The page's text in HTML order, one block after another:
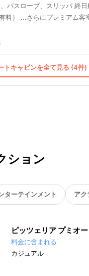
バスローブ、スリッパ 終
料） ...さらにプレミアム客
トキャビンを全て見る (4件)
ション
ターテインメント アク
ピッツェリア プミオー
料金に含まれる
カジュアル